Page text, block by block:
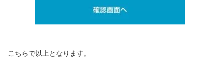
こちらで以上となります。